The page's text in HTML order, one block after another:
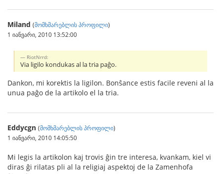
Miland (მომხმარებლის პროფილი)
1 იანვარი, 2010 13:52:00
RiotNrrd:
Via ligilo kondukas al la tria paĝo.
Dankon, mi korektis la ligilon. Bonŝance estis facile reveni al la
unua paĝo de la artikolo el la tria.
Eddycgn (მომხმარებლის პროფილი)
1 იანვარი, 2010 14:05:50
Mi legis la artikolon kaj trovis ĝin tre interesa, kvankam, kiel vi
diras ĝi rilatas pli al la religiaj aspektoj de la Zamenhofa